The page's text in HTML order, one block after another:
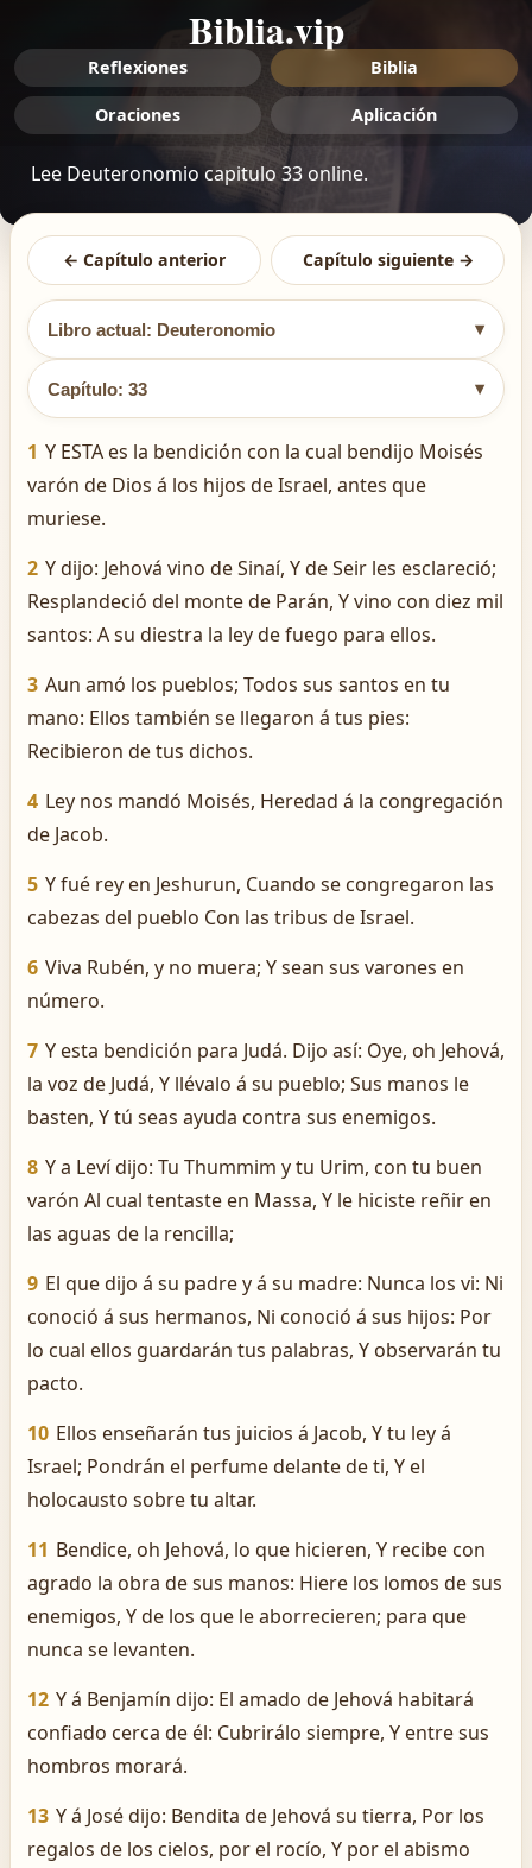
Biblia.vip
Reflexiones Biblia
Oraciones Aplicación
Lee Deuteronomio capitulo 33 online.
← Capítulo anterior Capítulo siguiente →
Libro actual: Deuteronomio ▾
Capítulo: 33 ▾
1 Y ESTA es la bendición con la cual bendijo Moisés
varón de Dios á los hijos de Israel, antes que
muriese.
2 Y dijo: Jehová vino de Sinaí, Y de Seir les esclareció;
Resplandeció del monte de Parán, Y vino con diez mil
santos: A su diestra la ley de fuego para ellos.
3 Aun amó los pueblos; Todos sus santos en tu
mano: Ellos también se llegaron á tus pies:
Recibieron de tus dichos.
4 Ley nos mandó Moisés, Heredad á la congregación
de Jacob.
5 Y fué rey en Jeshurun, Cuando se congregaron las
cabezas del pueblo Con las tribus de Israel.
6 Viva Rubén, y no muera; Y sean sus varones en
número.
7 Y esta bendición para Judá. Dijo así: Oye, oh Jehová,
la voz de Judá, Y llévalo á su pueblo; Sus manos le
basten, Y tú seas ayuda contra sus enemigos.
8 Y a Leví dijo: Tu Thummim y tu Urim, con tu buen
varón Al cual tentaste en Massa, Y le hiciste reñir en
las aguas de la rencilla;
9 El que dijo á su padre y á su madre: Nunca los vi: Ni
conoció á sus hermanos, Ni conoció á sus hijos: Por
lo cual ellos guardarán tus palabras, Y observarán tu
pacto.
10 Ellos enseñarán tus juicios á Jacob, Y tu ley á
Israel; Pondrán el perfume delante de ti, Y el
holocausto sobre tu altar.
11 Bendice, oh Jehová, lo que hicieren, Y recibe con
agrado la obra de sus manos: Hiere los lomos de sus
enemigos, Y de los que le aborrecieren; para que
nunca se levanten.
12 Y á Benjamín dijo: El amado de Jehová habitará
confiado cerca de él: Cubrirálo siempre, Y entre sus
hombros morará.
13 Y á José dijo: Bendita de Jehová su tierra, Por los
regalos de los cielos, por el rocío, Y por el abismo